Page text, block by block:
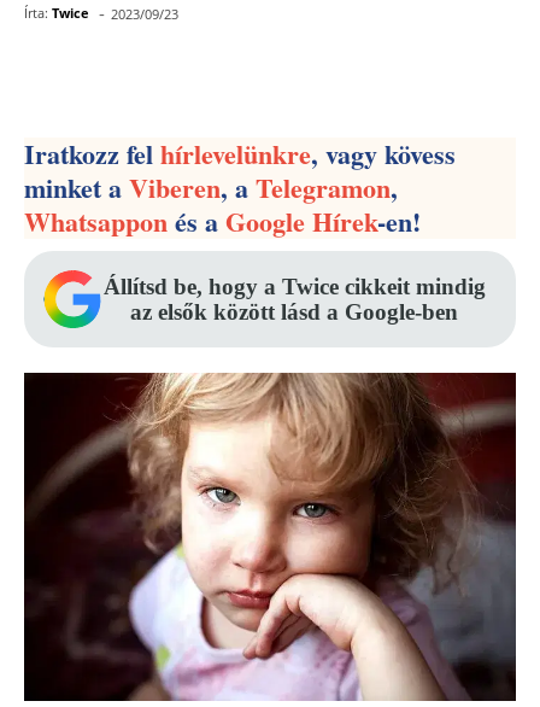
Írta: Twice - 2023/09/23
Iratkozz felhírlevelünkre, vagy kövess
minket aViberen, aTelegramon,
Whatsapponés aGoogle Hírek-en!
Állítsd be, hogy a Twice cikkeit mindig
az elsők között lásd a Google-ben